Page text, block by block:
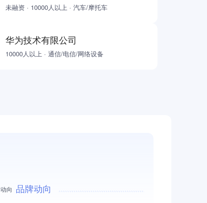
未融资 · 10000人以上 · 汽车/摩托车
华为技术有限公司
10000人以上 · 通信/电信/网络设备
品牌动向